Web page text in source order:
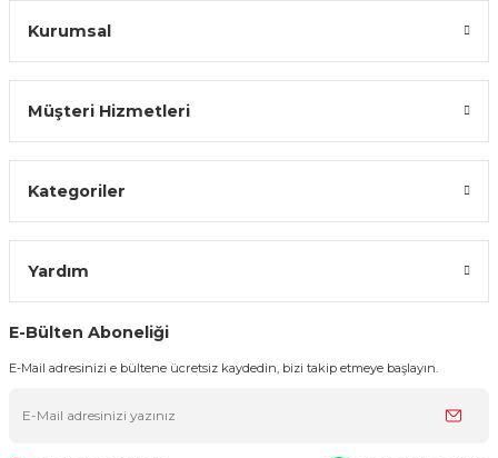
Kurumsal
Müşteri Hizmetleri
Kategoriler
Yardım
E-Bülten Aboneliği
E-Mail adresinizi e bültene ücretsiz kaydedin, bizi takip etmeye başlayın.